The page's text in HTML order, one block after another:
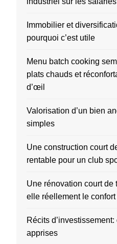
Immobilier et
pourquoi c’est utile
Menu batch cooking
plats chauds et
d’œil
Valorisation d’un bien
simples
Une construction court
rentable pour un club
Une rénovation court de
elle réellement le
Récits
apprises